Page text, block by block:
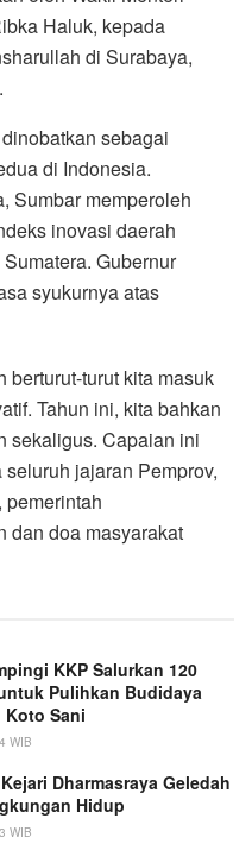
Haluk, kepada
di Surabaya,
sebagai
di Indonesia.
Sumbar memperoleh
inovasi daerah
Gubernur
syukurnya atas
berturut-turut kita masuk
Tahun ini, kita bahkan
sekaligus. Capaian ini
jajaran Pemprov,
pemerintah
dan doa masyarakat
KKP Salurkan 120
Pulihkan Budidaya
Koto Sani
WIB
Dharmasraya Geledah
Hidup
WIB